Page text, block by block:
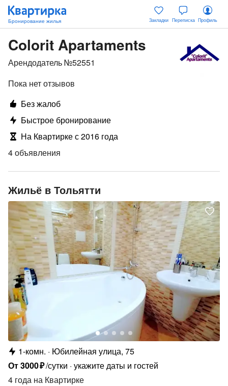
Закладки Переписка Профиль
Colorit Apartaments
Арендодатель №52551
Пока нет отзывов
Без жалоб
Быстрое бронирование
На Квартирке с 2016 года
4 объявления
Жильё в Тольятти
1-комн.
Юбилейная улица, 75
От3000₽/сутки укажите даты и гостей
4 года на Квартирке